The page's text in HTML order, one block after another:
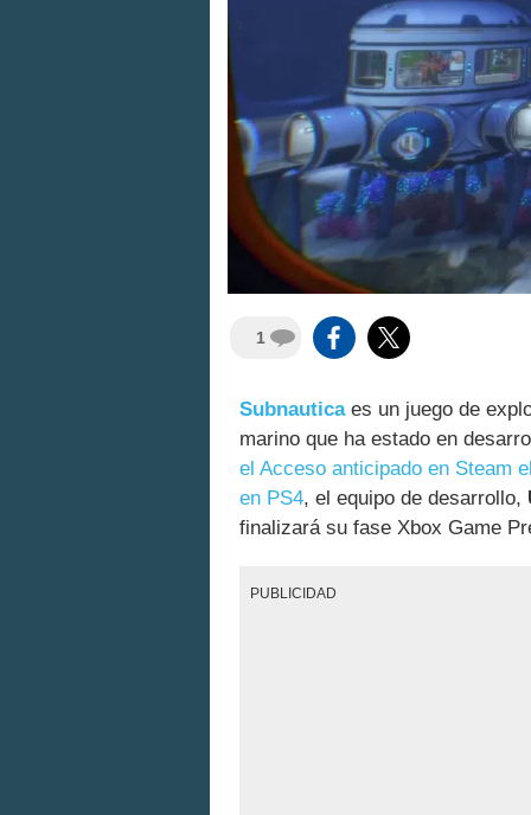
1
Subnauticaes un juego de
marino que ha estado en
el Acceso anticipado en Steam
en PS4, el equipo de desarrollo,
finalizará su fase Xbox Game
PUBLICIDAD